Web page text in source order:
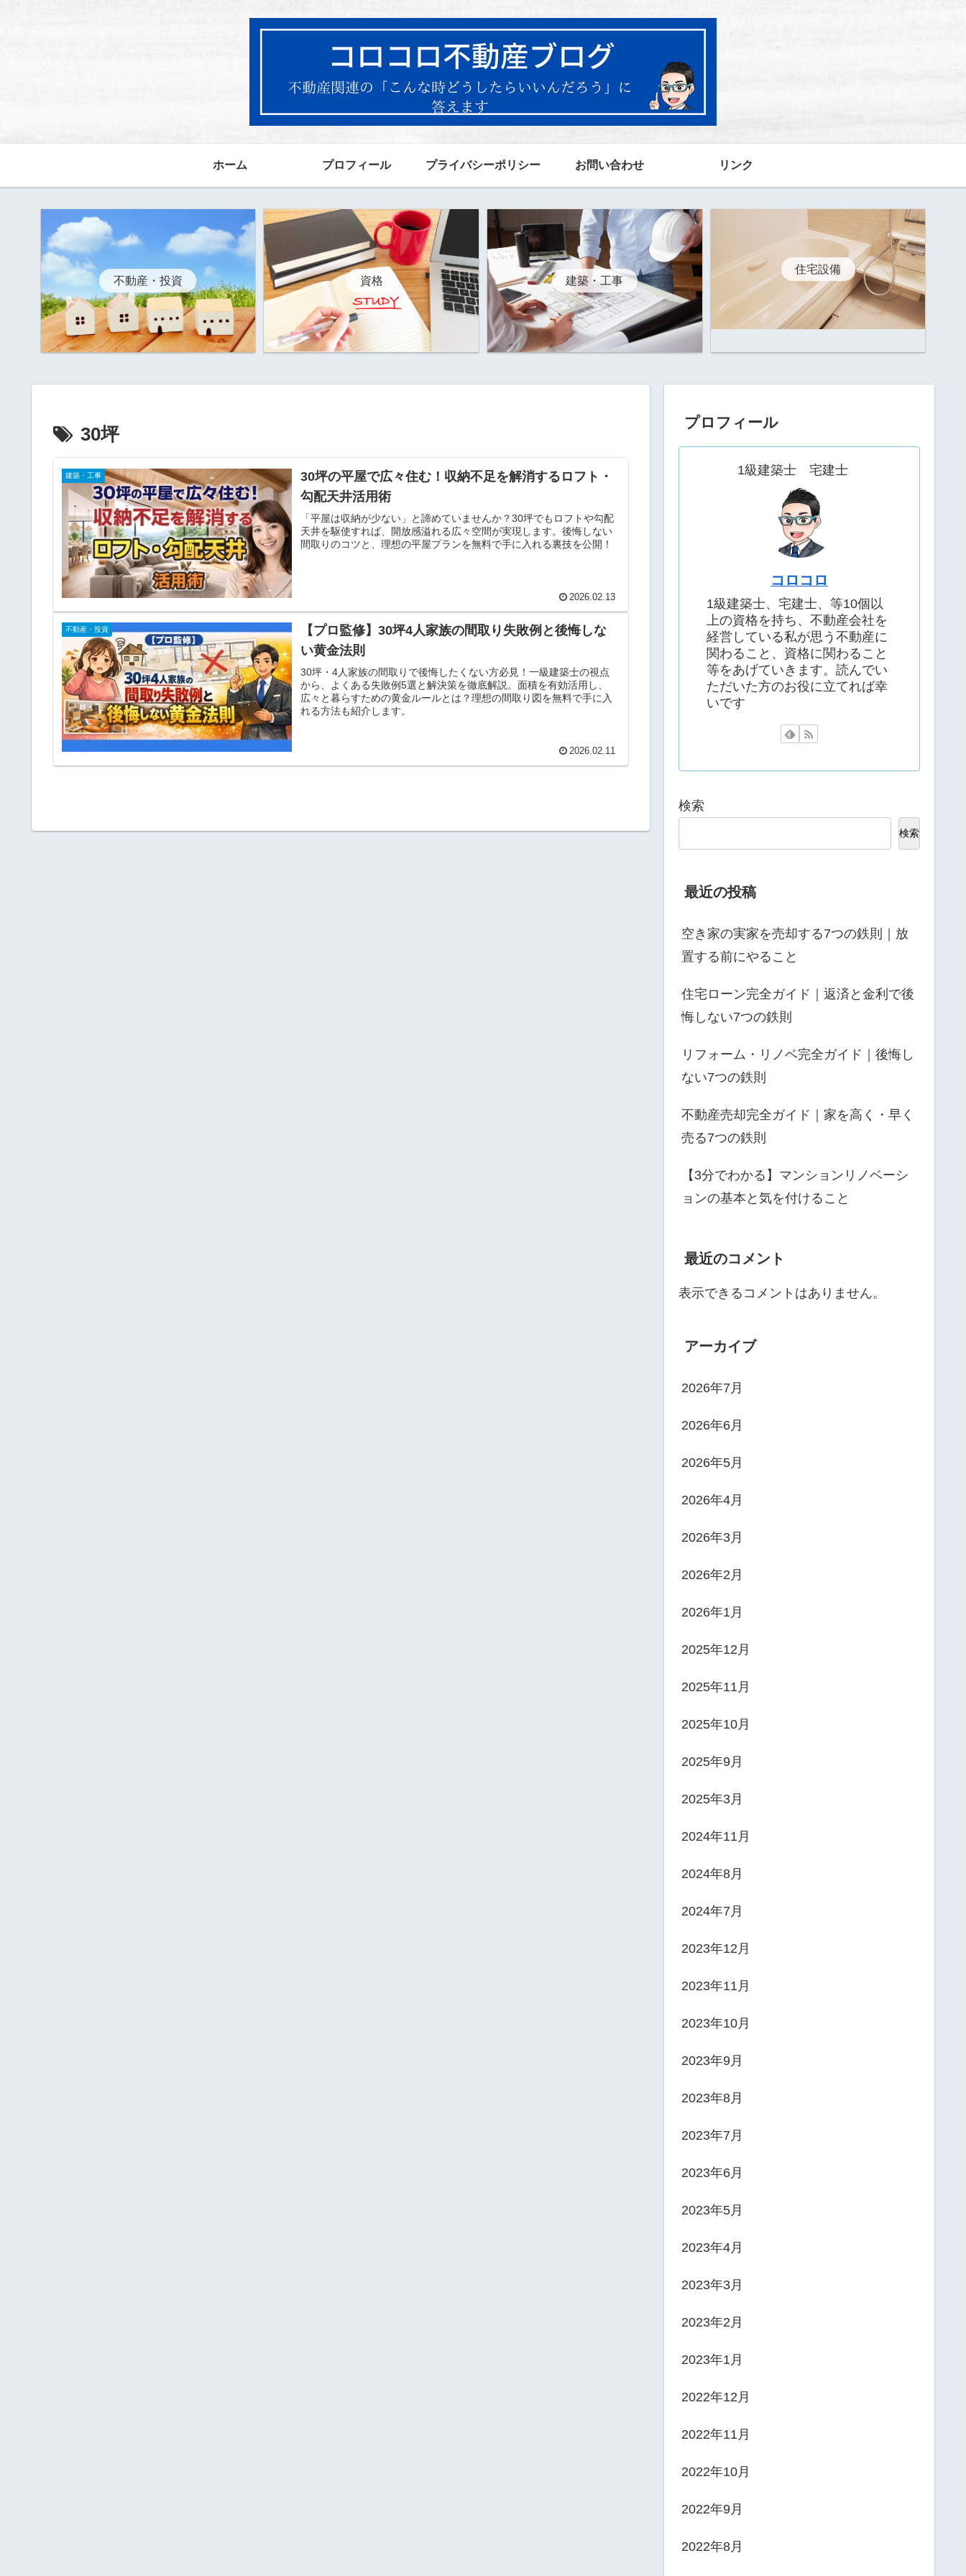
ホーム プロフィール プライバシーポリシー お問い合わせ リンク
不動産・投資 資格 建築・工事
住宅設備
30坪
建築・工事
30坪の平屋で広々住む！収納不足を解消するロフト・
勾配天井活用術
「平屋は収納が少ない」と諦めていませんか？30坪でもロフトや勾配
天井を駆使すれば、開放感溢れる広々空間が実現します。後悔しない
間取りのコツと、理想の平屋プランを無料で手に入れる裏技を公開！
2026.02.13
不動産・投資
【プロ監修】30坪4人家族の間取り失敗例と後悔しな
い黄金法則
30坪・4人家族の間取りで後悔したくない方必見！一級建築士の視点
から、よくある失敗例5選と解決策を徹底解説。面積を有効活用し、
広々と暮らすための黄金ルールとは？理想の間取り図を無料で手に入
れる方法も紹介します。
2026.02.11
プロフィール
1級建築士 宅建士
コロコロ
1級建築士、宅建士、等10個以
上の資格を持ち、不動産会社を
経営している私が思う不動産に
関わること、資格に関わること
等をあげていきます。読んでい
ただいた方のお役に立てれば幸
いです
検索
検索
最近の投稿
空き家の実家を売却する7つの鉄則｜放
置する前にやること
住宅ローン完全ガイド｜返済と金利で後
悔しない7つの鉄則
リフォーム・リノベ完全ガイド｜後悔し
ない7つの鉄則
不動産売却完全ガイド｜家を高く・早く
売る7つの鉄則
【3分でわかる】マンションリノベーシ
ョンの基本と気を付けること
最近のコメント
表示できるコメントはありません。
アーカイブ
2026年7月
2026年6月
2026年5月
2026年4月
2026年3月
2026年2月
2026年1月
2025年12月
2025年11月
2025年10月
2025年9月
2025年3月
2024年11月
2024年8月
2024年7月
2023年12月
2023年11月
2023年10月
2023年9月
2023年8月
2023年7月
2023年6月
2023年5月
2023年4月
2023年3月
2023年2月
2023年1月
2022年12月
2022年11月
2022年10月
2022年9月
2022年8月